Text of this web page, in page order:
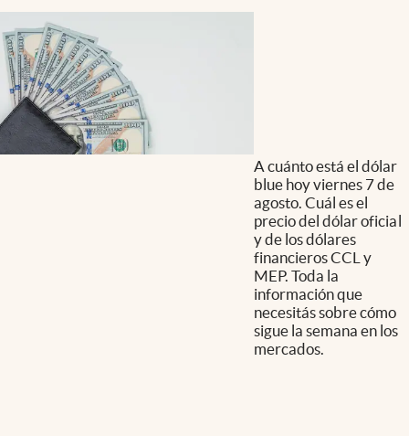
A cuánto está el dólar
blue hoy viernes 7 de
agosto. Cuál es el
precio del dólar oficial
y de los dólares
financieros CCL y
MEP. Toda la
información que
necesitás sobre cómo
sigue la semana en los
mercados.